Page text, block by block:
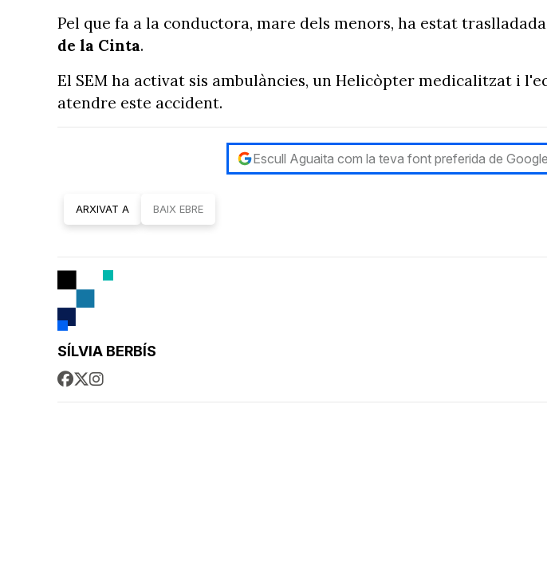
Pel que fa a la conductora, mare dels menors, ha estat
de la Cinta.
El SEM ha activat sis ambulàncies, un Helicòpter medicalitzat i
atendre este accident.
Escull Aguaita com la teva font preferida de Google
ARXIVAT A BAIX EBRE
SÍLVIA BERBÍS